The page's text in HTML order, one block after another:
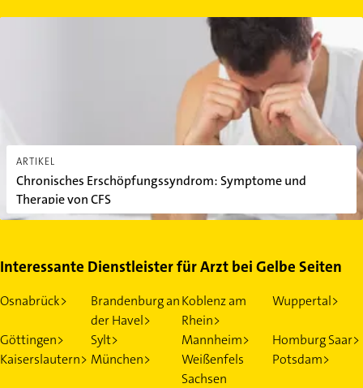
ARTIKEL
Chronisches Erschöpfungssyndrom: Symptome und
Therapie von CFS
Chronisches Erschöpfungssyndrom: Symptome und Therapie von
Interessante Dienstleister für Arzt bei Gelbe Seiten
Osnabrück>
Brandenburg an
der Havel>
Koblenz am
Rhein>
Wuppertal>
Göttingen> Sylt> Mannheim>
Homburg Saar>
Kaiserslautern> München>
Weißenfels
Sachsen
Potsdam>